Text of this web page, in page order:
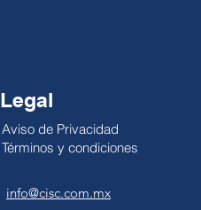
Legal
Aviso de Privacidad
Términos y condiciones
info@cisc.com.mx